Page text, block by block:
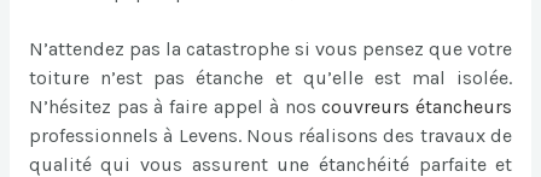
N’attendez pas la catastrophe si vous pensez que votre
toiture n’est pas étanche et qu’elle est mal isolée.
N’hésitez pas à faire appel à nos couvreurs étancheurs
professionnels à Levens. Nous réalisons des travaux de
qualité qui vous assurent une étanchéité parfaite et